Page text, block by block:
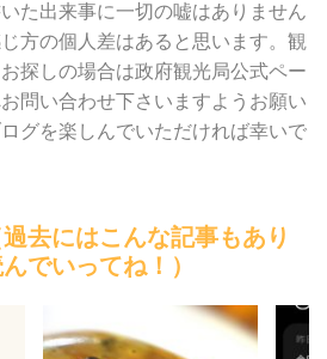
た出来事に一切の嘘はありません
方の個人差はあると思います。観
探しの場合は政府観光局公式ペー
問い合わせ下さいますようお願い
グを楽しんでいただければ幸いで
去にはこんな記事もあり
でいってね！）